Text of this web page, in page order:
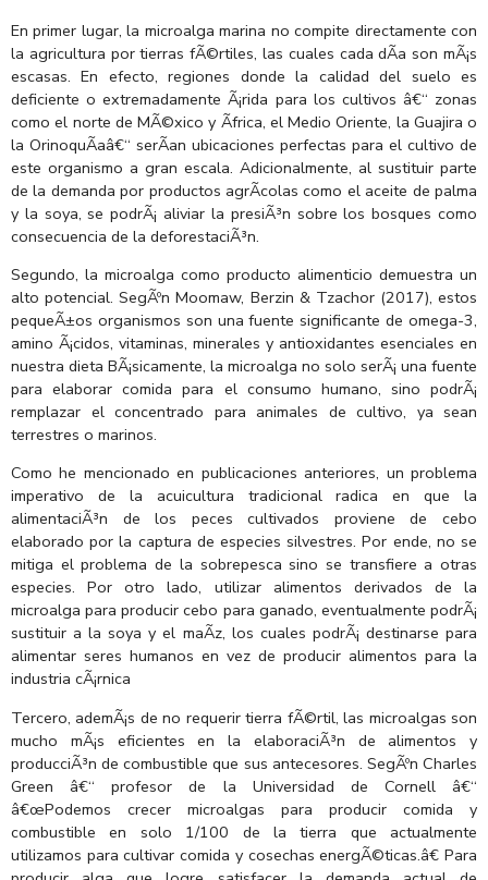
En primer lugar, la microalga marina no compite directamente con
la agricultura por tierras fÃ©rtiles, las cuales cada dÃ­a son mÃ¡s
escasas. En efecto, regiones donde la calidad del suelo es
deficiente o extremadamente Ã¡rida para los cultivos â€“ zonas
como el norte de MÃ©xico y Ãfrica, el Medio Oriente, la Guajira o
la OrinoquÃ­aâ€“ serÃ­an ubicaciones perfectas para el cultivo de
este organismo a gran escala. Adicionalmente, al sustituir parte
de la demanda por productos agrÃ­colas como el aceite de palma
y la soya, se podrÃ¡ aliviar la presiÃ³n sobre los bosques como
consecuencia de la deforestaciÃ³n.
Segundo, la microalga como producto alimenticio demuestra un
alto potencial. SegÃºn Moomaw, Berzin & Tzachor (2017), estos
pequeÃ±os organismos son una fuente significante de omega-3,
amino Ã¡cidos, vitaminas, minerales y antioxidantes esenciales en
nuestra dieta BÃ¡sicamente, la microalga no solo serÃ¡ una fuente
para elaborar comida para el consumo humano, sino podrÃ¡
remplazar el concentrado para animales de cultivo, ya sean
terrestres o marinos.
Como he mencionado en publicaciones anteriores, un problema
imperativo de la acuicultura tradicional radica en que la
alimentaciÃ³n de los peces cultivados proviene de cebo
elaborado por la captura de especies silvestres. Por ende, no se
mitiga el problema de la sobrepesca sino se transfiere a otras
especies. Por otro lado, utilizar alimentos derivados de la
microalga para producir cebo para ganado, eventualmente podrÃ¡
sustituir a la soya y el maÃ­z, los cuales podrÃ¡ destinarse para
alimentar seres humanos en vez de producir alimentos para la
industria cÃ¡rnica
Tercero, ademÃ¡s de no requerir tierra fÃ©rtil, las microalgas son
mucho mÃ¡s eficientes en la elaboraciÃ³n de alimentos y
producciÃ³n de combustible que sus antecesores. SegÃºn Charles
Green â€“ profesor de la Universidad de Cornell â€“
â€œPodemos crecer microalgas para producir comida y
combustible en solo 1/100 de la tierra que actualmente
utilizamos para cultivar comida y cosechas energÃ©ticas.â€ Para